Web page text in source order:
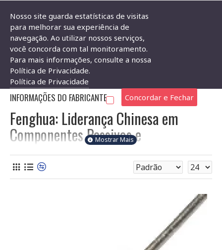
Produtos por marca Fenghua
INFORMAÇÕES DO FABRICANTE
Fenghua: Liderança Chinesa em
Componentes Passivos e
Semicondutores Avançados
AFenghua Advanced Technology Co., Ltd.é uma potência
global no cenário decomponentes eletrônicos,
destacando-se como uma das maiores e mais inovadoras
fabricantes chinesas de produtos passivos e outros itens
essenciais para a indústria. Fundada em 1984, a Fenghua é
uma empresa de alta tecnologia que se consolidou como um
fornecedor chave para aplicações em comunicação,
eletrônicos de consumo, computadores, automotivo,
Nosso site guarda estatísticas de visitas
para melhorar sua experiência de
navegação. Ao utilizar nossos serviços,
você concorda com tal monitoramento.
Para mais informações, consulte a nossa
Política de Privacidade.
Política de Privacidade
Concordar e Fechar